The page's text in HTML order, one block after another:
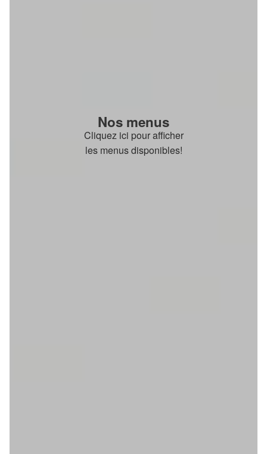
Nos menus
Cliquez ici pour afficher
les menus disponibles!